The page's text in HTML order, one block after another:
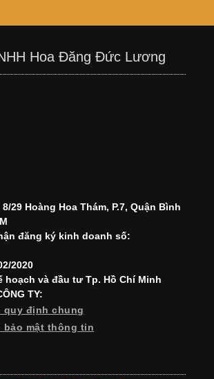
Hoa Đăng Đức Lương
29 Hoàng Hoa Thám, P.7, Quận Bình
đăng ký kinh doanh số:
2020
hoạch và đầu tư Tp. Hồ Chí Minh
TY:
quy định chung
bảo mật thông tin